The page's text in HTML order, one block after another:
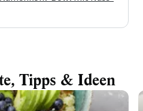
Tipps & Ideen